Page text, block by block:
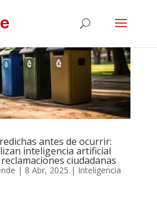
antes de ocurrir:
inteligencia artificial
ciudadanas
| 8 Abr, 2025 | Inteligencia